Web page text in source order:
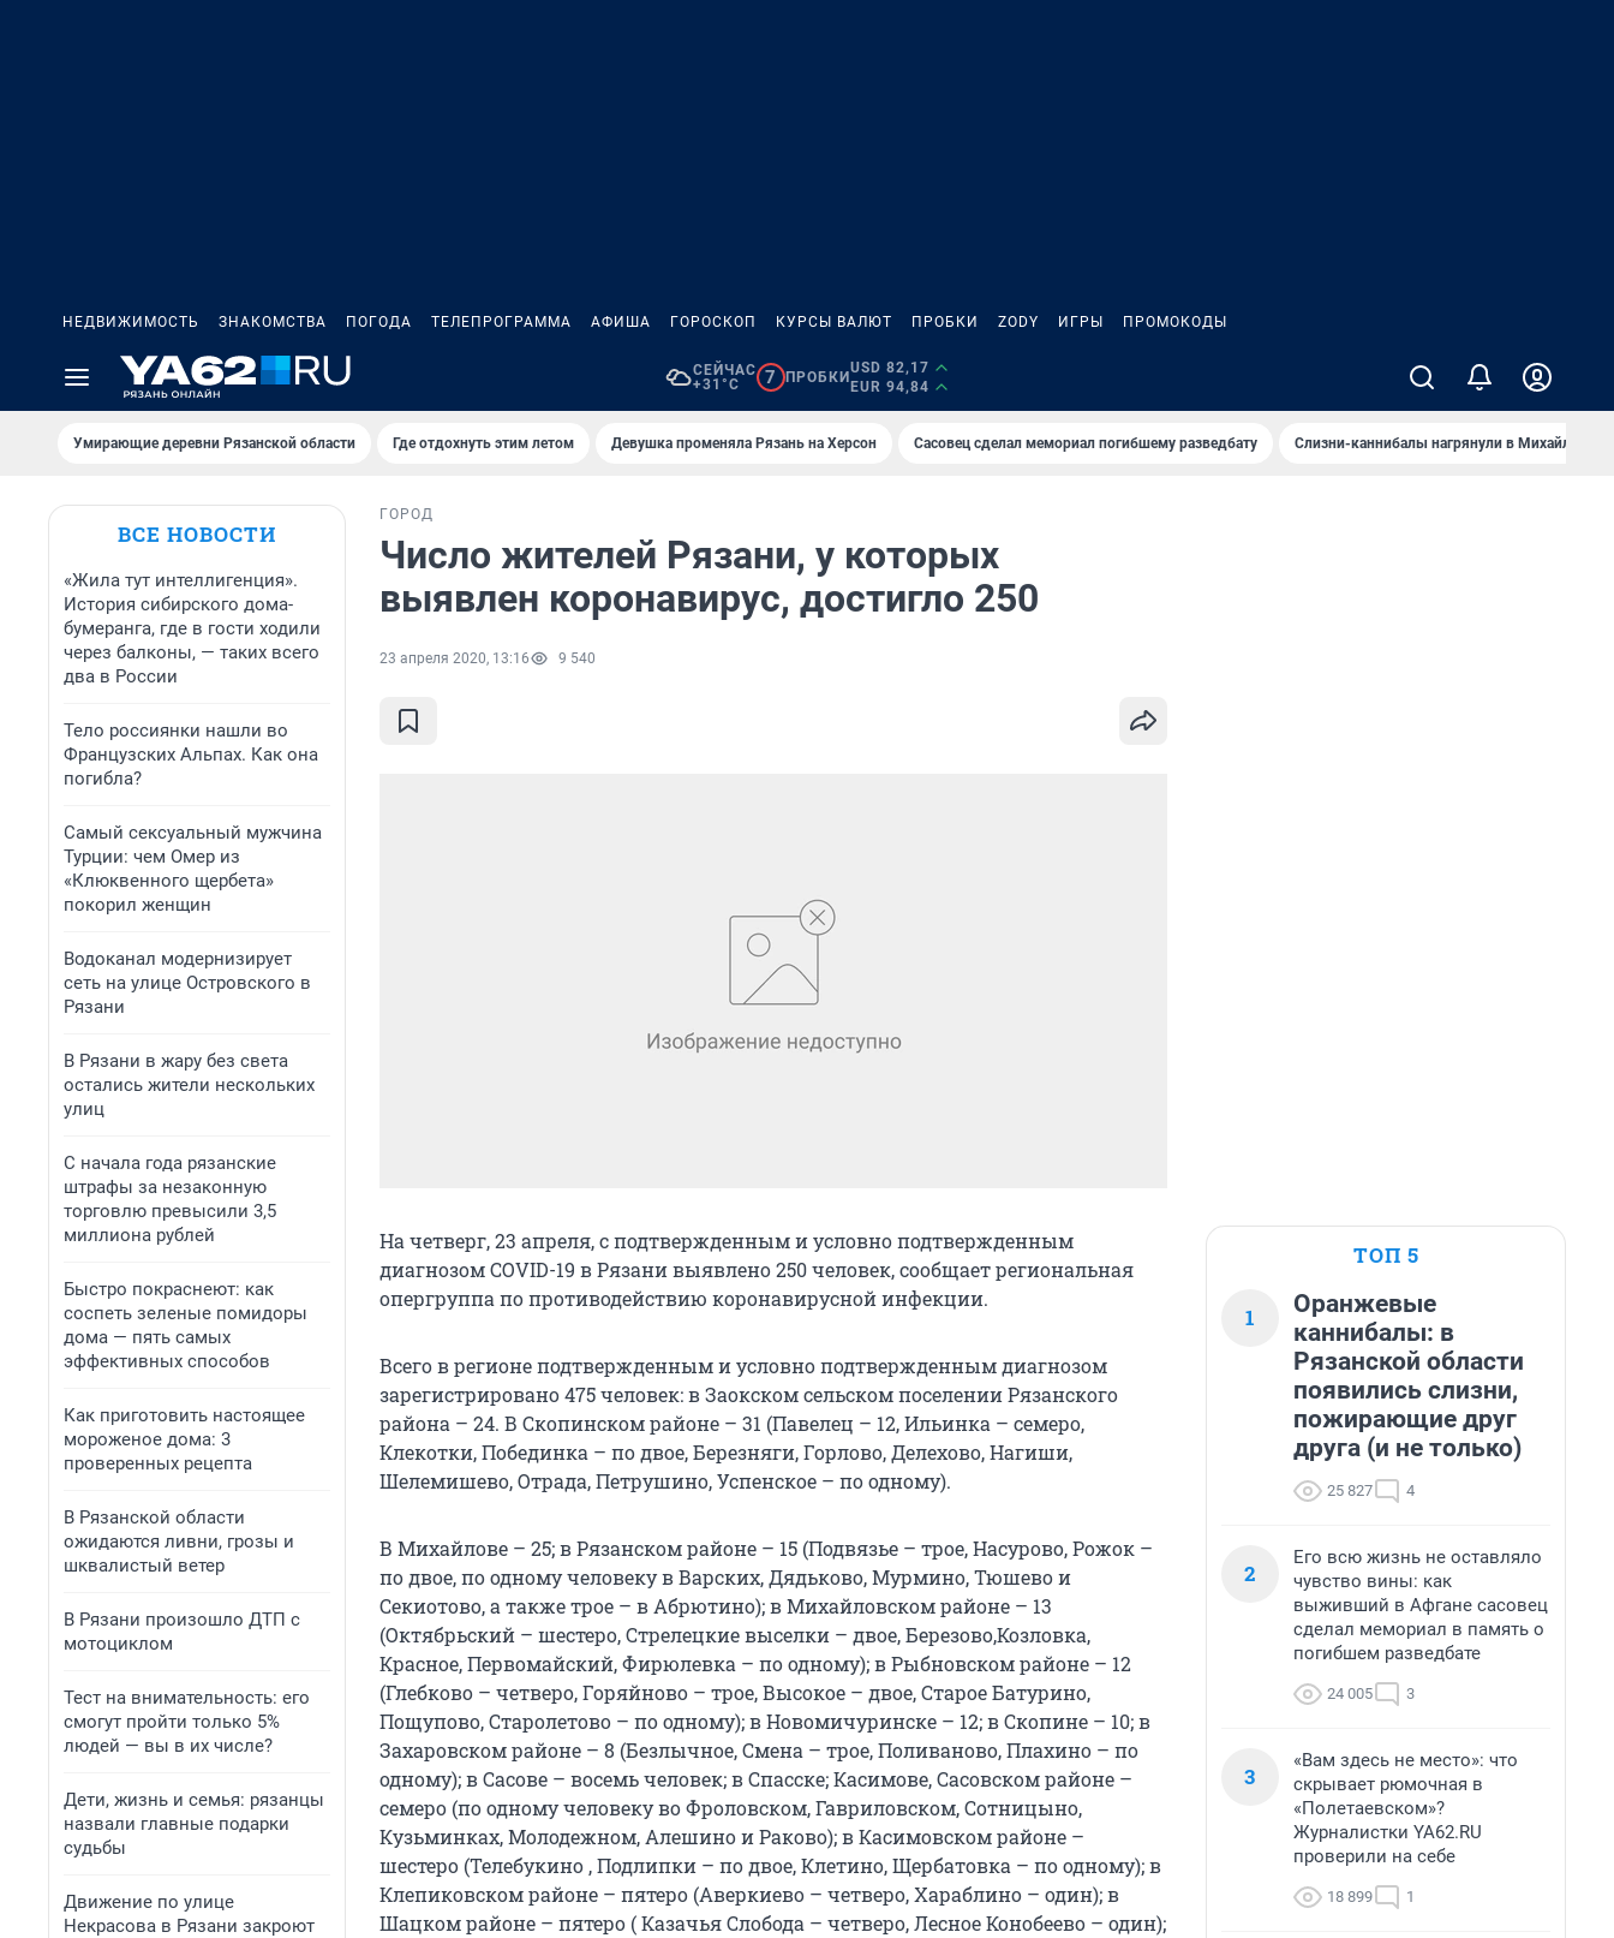
НЕДВИЖИМОСТЬ ЗНАКОМСТВА ПОГОДА ТЕЛЕПРОГРАММА АФИША ГОРОСКОП КУРСЫ ВАЛЮТ ПРОБКИ ZODY ИГРЫ ПРОМОКОДЫ
СЕЙЧАС
+31°C
7 ПРОБКИ
USD 82,17
EUR 94,84
Умирающие деревни Рязанской области Где отдохнуть этим летом Девушка променяла Рязань на Херсон Сасовец сделал мемориал погибшему разведбату Слизни-каннибалы нагрянули в Михайлов
ВСЕ НОВОСТИ
«Жила тут интеллигенция».
История сибирского дома-
бумеранга, где в гости ходили
через балконы, — таких всего
два в России
Тело россиянки нашли во
Французских Альпах. Как она
погибла?
Самый сексуальный мужчина
Турции: чем Омер из
«Клюквенного щербета»
покорил женщин
Водоканал модернизирует
сеть на улице Островского в
Рязани
В Рязани в жару без света
остались жители нескольких
улиц
С начала года рязанские
штрафы за незаконную
торговлю превысили 3,5
миллиона рублей
Быстро покраснеют: как
соспеть зеленые помидоры
дома — пять самых
эффективных способов
Как приготовить настоящее
мороженое дома: 3
проверенных рецепта
В Рязанской области
ожидаются ливни, грозы и
шквалистый ветер
В Рязани произошло ДТП с
мотоциклом
Тест на внимательность: его
смогут пройти только 5%
людей — вы в их числе?
Дети, жизнь и семья: рязанцы
назвали главные подарки
судьбы
Движение по улице
Некрасова в Рязани закроют
ГОРОД
Число жителей Рязани, у которых
выявлен коронавирус, достигло 250
23 апреля 2020, 13:16 9 540
На четверг, 23 апреля, с подтвержденным и условно подтвержденным
диагнозом COVID-19 в Рязани выявлено 250 человек, сообщает региональная
опергруппа по противодействию коронавирусной инфекции.
Всего в регионе подтвержденным и условно подтвержденным диагнозом
зарегистрировано 475 человек: в Заокском сельском поселении Рязанского
района – 24. В Скопинском районе – 31 (Павелец – 12, Ильинка – семеро,
Клекотки, Побединка – по двое, Березняги, Горлово, Делехово, Нагиши,
Шелемишево, Отрада, Петрушино, Успенское – по одному).
В Михайлове – 25; в Рязанском районе – 15 (Подвязье – трое, Насурово, Рожок –
по двое, по одному человеку в Варских, Дядьково, Мурмино, Тюшево и
Секиотово, а также трое – в Абрютино); в Михайловском районе – 13
(Октябрьский – шестеро, Стрелецкие выселки – двое, Березово,Козловка,
Красное, Первомайский, Фирюлевка – по одному); в Рыбновском районе – 12
(Глебково – четверо, Горяйново – трое, Высокое – двое, Старое Батурино,
Пощупово, Старолетово – по одному); в Новомичуринске – 12; в Скопине – 10; в
Захаровском районе – 8 (Безлычное, Смена – трое, Поливаново, Плахино – по
одному); в Сасове – восемь человек; в Спасске; Касимове, Сасовском районе –
семеро (по одному человеку во Фроловском, Гавриловском, Сотницыно,
Кузьминках, Молодежном, Алешино и Раково); в Касимовском районе –
шестеро (Телебукино , Подлипки – по двое, Клетино, Щербатовка – по одному); в
Клепиковском районе – пятеро (Аверкиево – четверо, Хараблино – один); в
Шацком районе – пятеро ( Казачья Слобода – четверо, Лесное Конобеево – один);
ТОП 5
1
Оранжевые
каннибалы: в
Рязанской области
появились слизни,
пожирающие друг
друга (и не только)
25 827 4
2
Его всю жизнь не оставляло
чувство вины: как
выживший в Афгане сасовец
сделал мемориал в память о
погибшем разведбате
24 005 3
3
«Вам здесь не место»: что
скрывает рюмочная в
«Полетаевском»?
Журналистки YA62.RU
проверили на себе
18 899 1